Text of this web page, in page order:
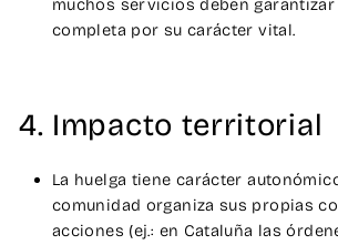
muchos servicios deben
completa por su carácter vital.
4. Impacto territorial
La huelga tiene carácter
comunidad organiza sus propias
acciones (ej.: en Cataluña las